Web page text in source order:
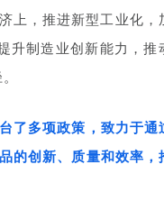
上，推进新型工业化，
升制造业创新能力，推
了多项政策，致力于通
的创新、质量和效率，